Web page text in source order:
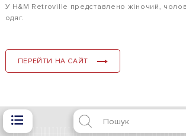
У H&M Retroville представлено ​​жіночий,
одяг.
ПЕРЕЙТИ НА САЙТ